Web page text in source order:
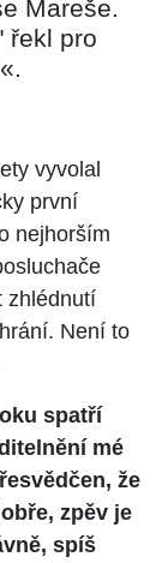
Mareše.
řekl pro
vyvolal
první
nejhorším
zhlédnutí
Není to
spatří
mé
že
zpěv je
spíš